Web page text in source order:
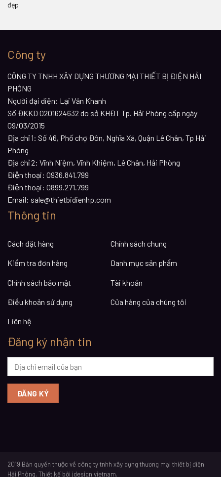
đẹp
Công ty
CÔNG TY TNHH XÂY DỰNG THƯƠNG MẠI THIẾT BỊ ĐIỆN HẢI
PHÒNG
Người đại diện: Lại Văn Khanh
Số ĐKKD 0201624632 do sở KHĐT Tp. Hải Phòng cấp ngày
09/03/2015
Địa chỉ 1: Số 46, Phố chợ Đôn, Nghĩa Xá, Quận Lê Chân, Tp Hải
Phòng
Địa chỉ 2: Vĩnh Niệm, Vĩnh Khiệm, Lê Chân, Hải Phòng
Điện thoại: 0936.841.799
Điện thoại: 0899.271.799
Email: sale@thietbidienhp.com
Thông tin
Cách đặt hàng Chính sách chung
Kiểm tra đơn hàng Danh mục sản phẩm
Chính sách bảo mật Tài khoản
Điều khoản sử dụng Cửa hàng của chúng tôi
Liên hệ
Đăng ký nhận tin
2019 Bản quyền thuộc về công ty tnhh xây dựng thương mại thiết bị điện
Hải Phòng. Thiết kế bởi jdesign vietnam.